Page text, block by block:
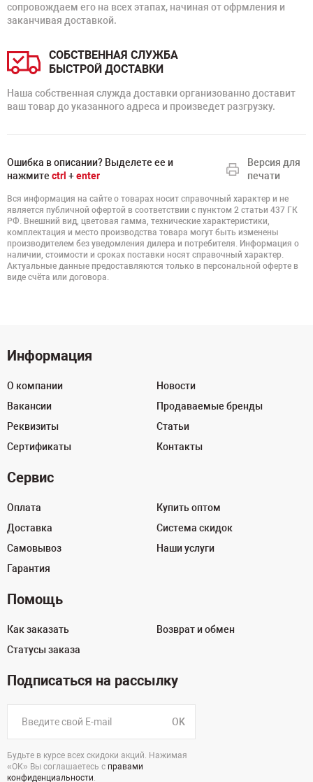
сопровождаем его на всех этапах, начиная от офрмления и
заканчивая доставкой.
СОБСТВЕННАЯ СЛУЖБА
БЫСТРОЙ ДОСТАВКИ
Наша собственная служда доставки организованно доставит
ваш товар до указанного адреса и произведет разгрузку.
Ошибка в описании? Выделете ее и
нажмите ctrl +enter
Версия для
печати
Вся информация на сайте о товарах носит справочный характер и не
является публичной офертой в соответствии с пунктом 2 статьи 437 ГК
РФ. Внешний вид, цветовая гамма, технические характеристики,
комплектация и место производства товара могут быть изменены
производителем без уведомления дилера и потребителя. Информация о
наличии, стоимости и сроках поставки носят справочный характер.
Актуальные данные предоставляются только в персональной оферте в
виде счёта или договора.
Информация
О компании
Вакансии
Реквизиты
Сертификаты
Новости
Продаваемые бренды
Статьи
Контакты
Сервис
Оплата
Доставка
Самовывоз
Гарантия
Купить оптом
Система скидок
Наши услуги
Помощь
Как заказать
Статусы заказа
Возврат и обмен
Подписаться на рассылку
OK
Будьте в курсе всех скидоки акций. Нажимая
«ОК» Вы соглашаетесь с правами
конфиденциальности.